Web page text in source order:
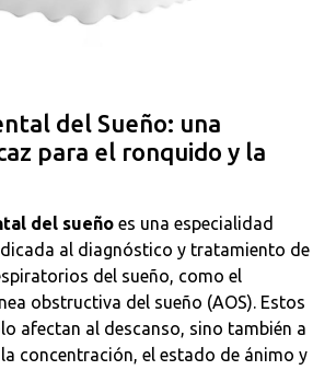
del Sueño: una
para el ronquido y la
del sueño es una especialidad
al diagnóstico y tratamiento de
del sueño, como el
obstructiva del sueño (AOS). Estos
afectan al descanso, sino también a
concentración, el estado de ánimo y